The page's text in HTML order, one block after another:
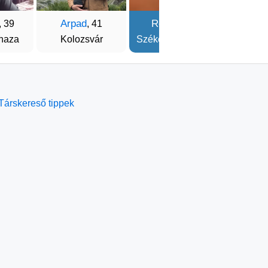
39
Arpad, 41
Kolozsvár
Róbert
Székelyudvarhely
tippek